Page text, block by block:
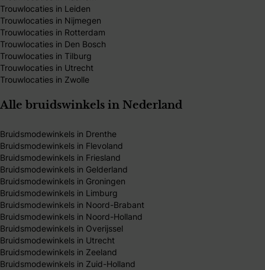
Trouwlocaties in Leiden
Trouwlocaties in Nijmegen
Trouwlocaties in Rotterdam
Trouwlocaties in Den Bosch
Trouwlocaties in Tilburg
Trouwlocaties in Utrecht
Trouwlocaties in Zwolle
Alle bruidswinkels in Nederland
Bruidsmodewinkels in Drenthe
Bruidsmodewinkels in Flevoland
Bruidsmodewinkels in Friesland
Bruidsmodewinkels in Gelderland
Bruidsmodewinkels in Groningen
Bruidsmodewinkels in Limburg
Bruidsmodewinkels in Noord-Brabant
Bruidsmodewinkels in Noord-Holland
Bruidsmodewinkels in Overijssel
Bruidsmodewinkels in Utrecht
Bruidsmodewinkels in Zeeland
Bruidsmodewinkels in Zuid-Holland